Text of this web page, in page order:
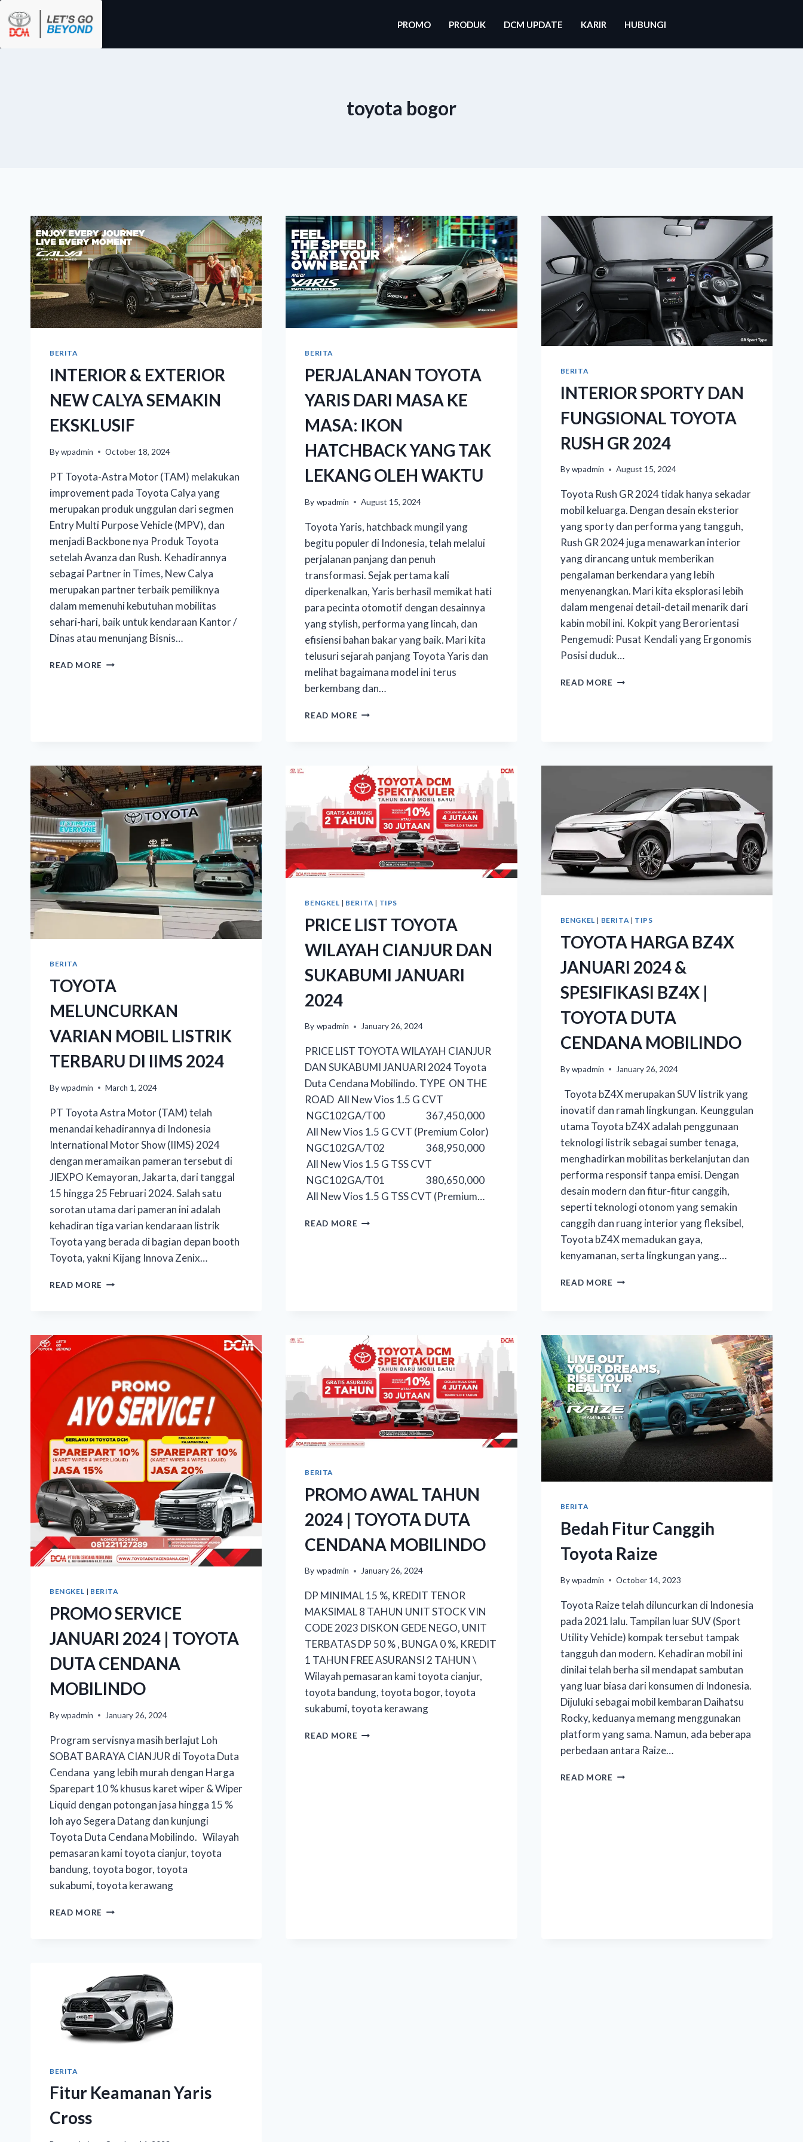
PROMO PRODUK DCM UPDATE KARIR HUBUNGI
toyota bogor
BERITA
INTERIOR & EXTERIOR
NEW CALYA SEMAKIN
EKSKLUSIF
Bywpadmin October 18, 2024
PT Toyota-Astra Motor (TAM) melakukan
improvement pada Toyota Calya yang
merupakan produk unggulan dari segmen
Entry Multi Purpose Vehicle (MPV), dan
menjadi Backbone nya Produk Toyota
setelah Avanza dan Rush. Kehadirannya
sebagai Partner in Times, New Calya
merupakan partner terbaik pemiliknya
dalam memenuhi kebutuhan mobilitas
sehari-hari, baik untuk kendaraan Kantor /
Dinas atau menunjang Bisnis…
READ MORE
BERITA
PERJALANAN TOYOTA
YARIS DARI MASA KE
MASA: IKON
HATCHBACK YANG TAK
LEKANG OLEH WAKTU
By wpadmin August 15, 2024
Toyota Yaris, hatchback mungil yang
begitu populer di Indonesia, telah melalui
perjalanan panjang dan penuh
transformasi. Sejak pertama kali
diperkenalkan, Yaris berhasil memikat hati
para pecinta otomotif dengan desainnya
yang stylish, performa yang lincah, dan
efisiensi bahan bakar yang baik. Mari kita
telusuri sejarah panjang Toyota Yaris dan
melihat bagaimana model ini terus
berkembang dan…
READ MORE
BERITA
INTERIOR SPORTY DAN
FUNGSIONAL TOYOTA
RUSH GR 2024
By wpadmin August 15, 2024
Toyota Rush GR 2024 tidak hanya sekadar
mobil keluarga. Dengan desain eksterior
yang sporty dan performa yang tangguh,
Rush GR 2024 juga menawarkan interior
yang dirancang untuk memberikan
pengalaman berkendara yang lebih
menyenangkan. Mari kita eksplorasi lebih
dalam mengenai detail-detail menarik dari
kabin mobil ini. Kokpit yang Berorientasi
Pengemudi: Pusat Kendali yang Ergonomis
Posisi duduk…
READ MORE
BERITA
TOYOTA
MELUNCURKAN
VARIAN MOBIL LISTRIK
TERBARU DI IIMS 2024
Bywpadmin March 1, 2024
PT Toyota Astra Motor (TAM) telah
menandai kehadirannya di Indonesia
International Motor Show (IIMS) 2024
dengan meramaikan pameran tersebut di
JIEXPO Kemayoran, Jakarta, dari tanggal
15 hingga 25 Februari 2024. Salah satu
sorotan utama dari pameran ini adalah
kehadiran tiga varian kendaraan listrik
Toyota yang berada di bagian depan booth
Toyota, yakni Kijang Innova Zenix…
READ MORE
BENGKEL | BERITA | TIPS
PRICE LIST TOYOTA
WILAYAH CIANJUR DAN
SUKABUMI JANUARI
2024
By wpadmin January 26, 2024
PRICE LIST TOYOTA WILAYAH CIANJUR
DAN SUKABUMI JANUARI 2024 Toyota
Duta Cendana Mobilindo. TYPE ON THE
ROAD All New Vios 1.5 G CVT
NGC102GA/T00 367,450,000
All New Vios 1.5 G CVT (Premium Color)
NGC102GA/T02 368,950,000
All New Vios 1.5 G TSS CVT
NGC102GA/T01 380,650,000
All New Vios 1.5 G TSS CVT (Premium…
READ MORE
BENGKEL | BERITA| TIPS
TOYOTA HARGA BZ4X
JANUARI 2024 &
SPESIFIKASI BZ4X |
TOYOTA DUTA
CENDANA MOBILINDO
By wpadmin January 26, 2024
Toyota bZ4X merupakan SUV listrik yang
inovatif dan ramah lingkungan. Keunggulan
utama Toyota bZ4X adalah penggunaan
teknologi listrik sebagai sumber tenaga,
menghadirkan mobilitas berkelanjutan dan
performa responsif tanpa emisi. Dengan
desain modern dan fitur-fitur canggih,
seperti teknologi otonom yang semakin
canggih dan ruang interior yang fleksibel,
Toyota bZ4X memadukan gaya,
kenyamanan, serta lingkungan yang…
READ MORE
BENGKEL | BERITA
PROMO SERVICE
JANUARI 2024 | TOYOTA
DUTA CENDANA
MOBILINDO
Bywpadmin January 26, 2024
Program servisnya masih berlajut Loh
SOBAT BARAYA CIANJUR di Toyota Duta
Cendana yang lebih murah dengan Harga
Sparepart 10 % khusus karet wiper & Wiper
Liquid dengan potongan jasa hingga 15 %
loh ayo Segera Datang dan kunjungi
Toyota Duta Cendana Mobilindo. Wilayah
pemasaran kami toyota cianjur, toyota
bandung, toyota bogor, toyota
sukabumi, toyota kerawang
READ MORE
BERITA
PROMO AWAL TAHUN
2024 | TOYOTA DUTA
CENDANA MOBILINDO
By wpadmin January 26, 2024
DP MINIMAL 15 %, KREDIT TENOR
MAKSIMAL 8 TAHUN UNIT STOCK VIN
CODE 2023 DISKON GEDE NEGO, UNIT
TERBATAS DP 50 % , BUNGA 0 %, KREDIT
1 TAHUN FREE ASURANSI 2 TAHUN \
Wilayah pemasaran kami toyota cianjur,
toyota bandung, toyota bogor, toyota
sukabumi, toyota kerawang
READ MORE
BERITA
Bedah Fitur Canggih
Toyota Raize
By wpadmin October 14, 2023
Toyota Raize telah diluncurkan di Indonesia
pada 2021 lalu. Tampilan luar SUV (Sport
Utility Vehicle) kompak tersebut tampak
tangguh dan modern. Kehadiran mobil ini
dinilai telah berha sil mendapat sambutan
yang luar biasa dari konsumen di Indonesia.
Dijuluki sebagai mobil kembaran Daihatsu
Rocky, keduanya memang menggunakan
platform yang sama. Namun, ada beberapa
perbedaan antara Raize…
READ MORE
BERITA
Fitur Keamanan Yaris
Cross